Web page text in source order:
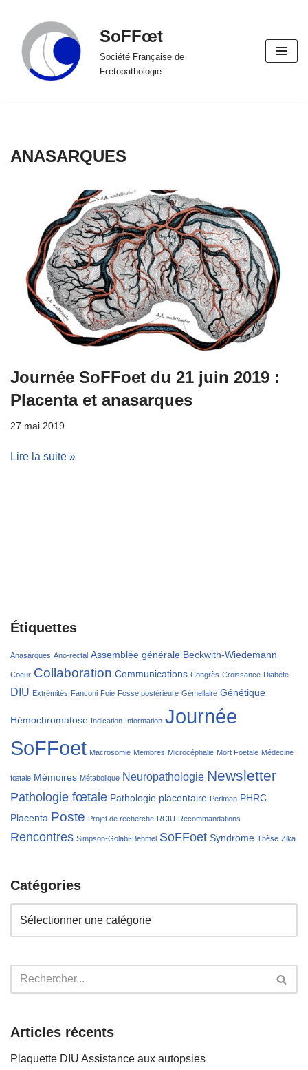
Aller
au
contenu
SoFFœt
Société Française de
Fœtopathologie
ANASARQUES
Journée SoFFoet du 21 juin 2019 :
Placenta et anasarques
27 mai 2019
Lire la suite »
Étiquettes
Anasarques Ano-rectal Assemblée générale Beckwith-Wiedemann
Coeur Collaboration Communications Congrès Croissance Diabète
DIU Extrémités Fanconi Foie Fosse postérieure Gémellaire Génétique
Hémochromatose Indication Information Journée
SoFFoet Macrosomie Membres Microcéphalie Mort Foetale Médecine
fœtale Mémoires Métabolique Neuropathologie Newsletter
Pathologie fœtale Pathologie placentaire Perlman PHRC
Placenta Poste Projet de recherche RCIU Recommandations
Rencontres Simpson-Golabi-Behmel SoFFoet Syndrome Thèse Zika
Catégories
Articles récents
Plaquette DIU Assistance aux autopsies